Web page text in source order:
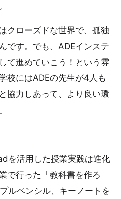
クローズドな世界で、孤独
です。でも、ADEインステ
て進めていこう！という雰
校にはADEの先生が4人も
協力しあって、より良い環
を活用した授業実践は進化
で行った「教科書を作ろ
ルペンシル、キーノートを